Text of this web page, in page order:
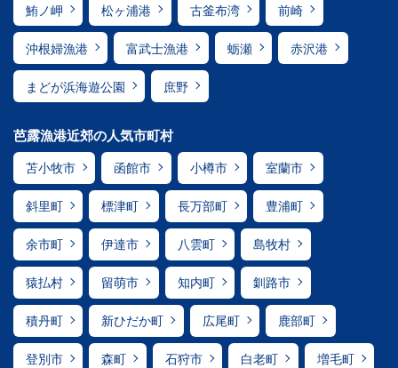
鮪ノ岬 松ヶ浦港 古釜布湾 前崎
沖根婦漁港 富武士漁港 蛎瀬 赤沢港
まどが浜海遊公園 庶野
芭露漁港近郊の人気市町村
苫小牧市 函館市 小樽市 室蘭市
斜里町 標津町 長万部町 豊浦町
余市町 伊達市 八雲町 島牧村
猿払村 留萌市 知内町 釧路市
積丹町 新ひだか町 広尾町 鹿部町
登別市 森町 石狩市 白老町 増毛町